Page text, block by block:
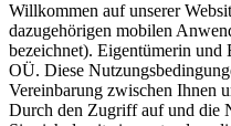
Willkommen auf unserer
dazugehörigen mobilen
bezeichnet). Eigentümerin und
OÜ. Diese
Vereinbarung zwischen Ihnen
Durch den Zugriff auf und die